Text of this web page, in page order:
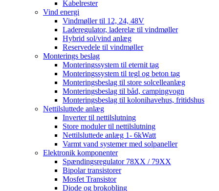
Kabelrester
Vind energi
Vindmøller til 12, 24, 48V
Laderegulator, laderelæ til vindmøller
Hybrid sol/vind anlæg
Reservedele til vindmøller
Monterings beslag
Monteringssystem til eternit tag
Monteringssystem til tegl og beton tag
Monteringsbeslag til store solcelleanlæg
Monteringsbeslag til båd, campingvogn
Monteringsbeslag til kolonihavehus, fritidshus
Nettilsluttede anlæg
Inverter til nettilslutning
Store moduler til nettilslutning
Nettilsluttede anlæg 1- 6kWatt
Varmt vand systemer med solpaneller
Elektronik komponenter
Spændingsregulator 78XX / 79XX
Bipolar transistorer
Mosfet Transistor
Diode og brokobling